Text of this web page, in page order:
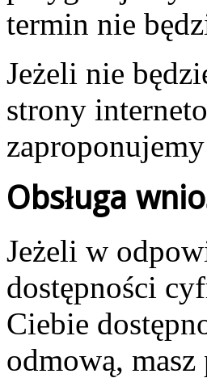
termin nie
Jeżeli nie
strony
Obsługa
Jeżeli w
dostępności
Ciebie
odmową, masz